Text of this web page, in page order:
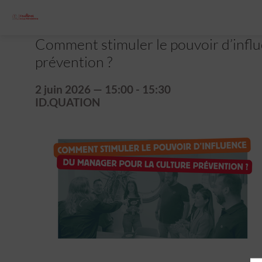
Comment stimuler le pouvoir
prévention ?
2 juin 2026 — 15:00 - 15:30
ID.QUATION